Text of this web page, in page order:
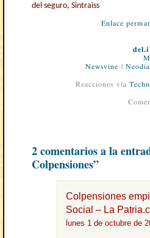
del seguro, Sintraiss
Enlace
Newsvine
Reacciones vía
2 comentarios a la
Colpensiones”
Colpensiones
Social – La
lunes 1 de octubre de